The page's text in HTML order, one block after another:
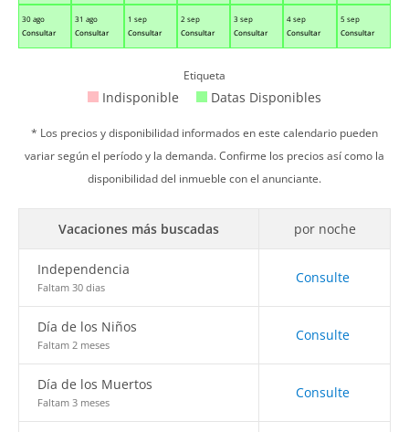
30 ago
Consultar
31 ago
Consultar
1 sep
Consultar
2 sep
Consultar
3 sep
Consultar
4 sep
Consultar
5 sep
Consultar
Etiqueta
Indisponible Datas Disponibles
* Los precios y disponibilidad informados en este calendario pueden
variar según el período y la demanda. Confirme los precios así como la
disponibilidad del inmueble con el anunciante.
Vacaciones más buscadas por noche
Independencia
Faltam 30 dias
Consulte
Día de los Niños
Faltam 2 meses
Consulte
Día de los Muertos
Faltam 3 meses
Consulte